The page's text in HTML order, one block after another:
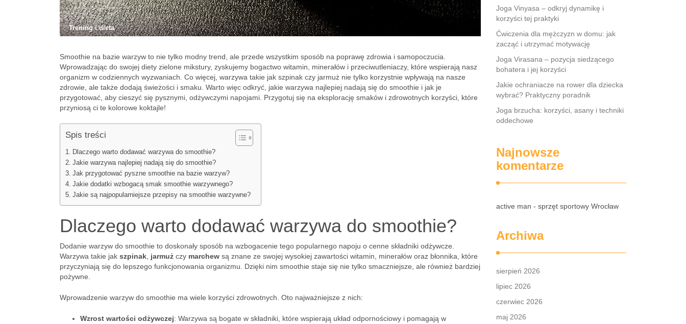
Trening i dieta
Smoothie na bazie warzyw to nie tylko modny trend, ale przede wszystkim sposób na poprawę zdrowia i samopoczucia.
Wprowadzając do swojej diety zielone mikstury, zyskujemy bogactwo witamin, minerałów i przeciwutleniaczy, które wspierają nasz
organizm w codziennych wyzwaniach. Co więcej, warzywa takie jak szpinak czy jarmuż nie tylko korzystnie wpływają na nasze
zdrowie, ale także dodają świeżości i smaku. Warto więc odkryć, jakie warzywa najlepiej nadają się do smoothie i jak je
przygotować, aby cieszyć się pysznymi, odżywczymi napojami. Przygotuj się na eksplorację smaków i zdrowotnych korzyści, które
przyniosą ci te kolorowe koktajle!
Spis treści
Dlaczego warto dodawać warzywa do smoothie?
Jakie warzywa najlepiej nadają się do smoothie?
Jak przygotować pyszne smoothie na bazie warzyw?
Jakie dodatki wzbogacą smak smoothie warzywnego?
Jakie są najpopularniejsze przepisy na smoothie warzywne?
Dlaczego warto dodawać warzywa do smoothie?
Dodanie warzyw do smoothie to doskonały sposób na wzbogacenie tego popularnego napoju o cenne składniki odżywcze.
Warzywa takie jak szpinak jarmuż czy marchew są znane ze swojej wysokiej zawartości witamin, minerałów oraz błonnika, które
przyczyniają się do lepszego funkcjonowania organizmu. Dzięki nim smoothie staje się nie tylko smaczniejsze, ale również bardziej
pożywne.
Wprowadzenie warzyw do smoothie ma wiele korzyści zdrowotnych. Oto najważniejsze z nich:
Wzrost wartości odżywczej: Warzywa są bogate w składniki, które wspierają układ odpornościowy i pomagają w
Joga Vinyasa – odkryj dynamikę i
korzyści tej praktyki
Ćwiczenia dla mężczyzn w domu: jak
zacząć i utrzymać motywację
Joga Virasana – pozycja siedzącego
bohatera i jej korzyści
Jakie ochraniacze na rower dla dziecka
wybrać? Praktyczny poradnik
Joga brzucha: korzyści, asany i techniki
oddechowe
Najnowsze
komentarze
active man - sprzęt sportowy Wrocław
Archiwa
sierpień 2026
lipiec 2026
czerwiec 2026
maj 2026